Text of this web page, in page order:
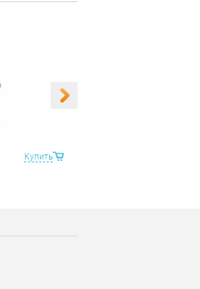
Купить